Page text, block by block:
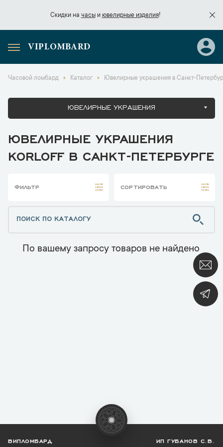
Скидки на часыи ювелирные изделия!
Скидки начасы
VIPLOMBARD
Часовой ломбард Каталог Ювелирные украшения в Санкт-
ЮВЕЛИРНЫЕ УКРАШЕНИЯ
ЮВЕЛИРНЫЕ УКРАШЕНИЯ
KORLOFF В САНКТ-ПЕТЕРБУРГЕ
ФИЛЬТР СОРТИРОВАТЬ
По вашему запросу товаров не найдено
ВИПЛОМБАРД ИП ГУБАНОВ С.В.